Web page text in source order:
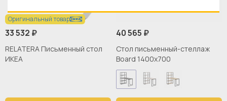
Оригинальный товар
33 532 ₽
RELATERA Письменный стол
ИКЕА
40 565 ₽
Стол письменный-стеллаж
Board 1400х700